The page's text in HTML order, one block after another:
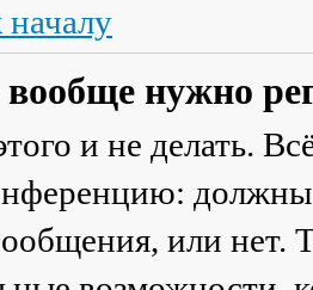
началу
нужно
и не делать.
должны
или нет.